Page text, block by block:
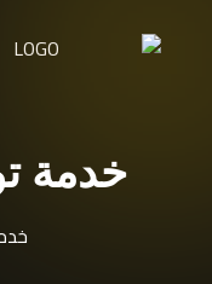
خدمة